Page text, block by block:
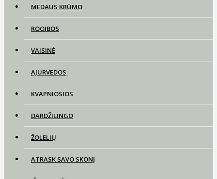
MEDAUS KRŪMO
ROOIBOS
VAISINĖ
AJURVEDOS
KVAPNIOSIOS
DARDŽILINGO
ŽOLELIŲ
ATRASK SAVO SKONĮ